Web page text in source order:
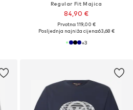
Regular Fit Majica
84,90 €
Prvotno: 119,00 €
Posljednja najniža cijena:63,68 €
+3